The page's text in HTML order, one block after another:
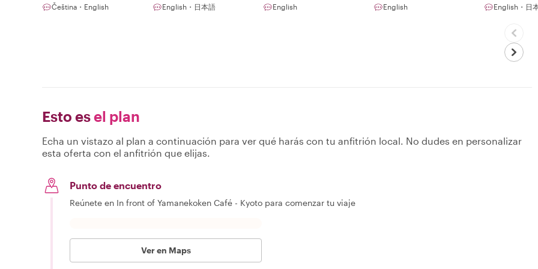
Čeština・English English・日本語 English English English・日本
Esto esel plan
Echa un vistazo al plan a continuación para ver qué harás con tu anfitrión local. No dudes en personalizar
esta oferta con el anfitrión que elijas.
Punto de encuentro
Reúnete en In front of Yamanekoken Café - Kyoto para comenzar tu viaje
Ver en Maps